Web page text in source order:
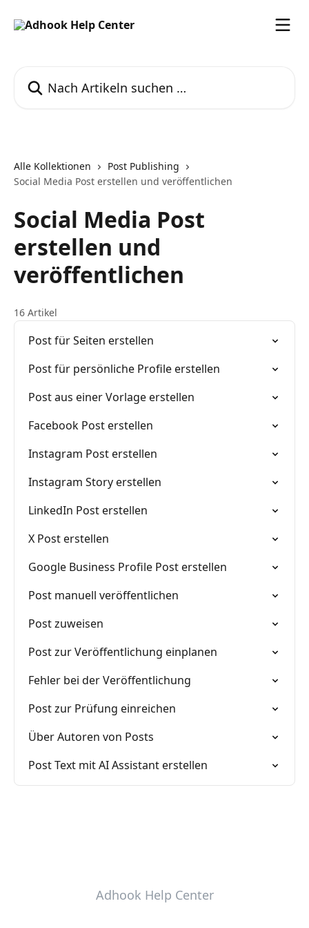
Alle Kollektionen
Post Publishing
Social Media Post erstellen und veröffentlichen
Social Media Post
erstellen und
veröffentlichen
16 Artikel
Post für Seiten erstellen
Post für persönliche Profile erstellen
Post aus einer Vorlage erstellen
Facebook Post erstellen
Instagram Post erstellen
Instagram Story erstellen
LinkedIn Post erstellen
X Post erstellen
Google Business Profile Post erstellen
Post manuell veröffentlichen
Post zuweisen
Post zur Veröffentlichung einplanen
Fehler bei der Veröffentlichung
Post zur Prüfung einreichen
Über Autoren von Posts
Post Text mit AI Assistant erstellen
Adhook Help Center